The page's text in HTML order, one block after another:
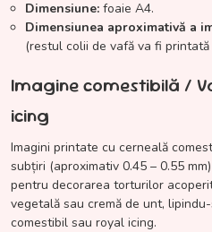
Dimensiune: foaie A4.
Dimensiunea aproximativă a
(restul colii de vafă va fi printată
Imagine comestibilă /
icing
Imagini printate cu cerneală
subțiri (aproximativ 0.45 – 0.55
pentru decorarea torturilor
vegetală sau cremă de unt,
comestibil sau royal icing.